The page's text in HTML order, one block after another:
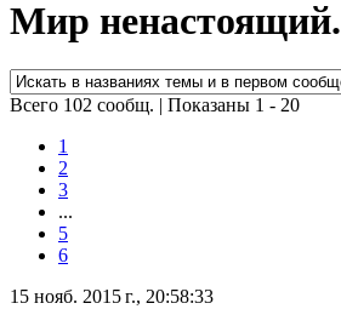
Мир ненастоящий.
Всего 102 сообщ. | Показаны 1 - 20
1
2
3
...
5
6
15 нояб. 2015 г., 20:58:33